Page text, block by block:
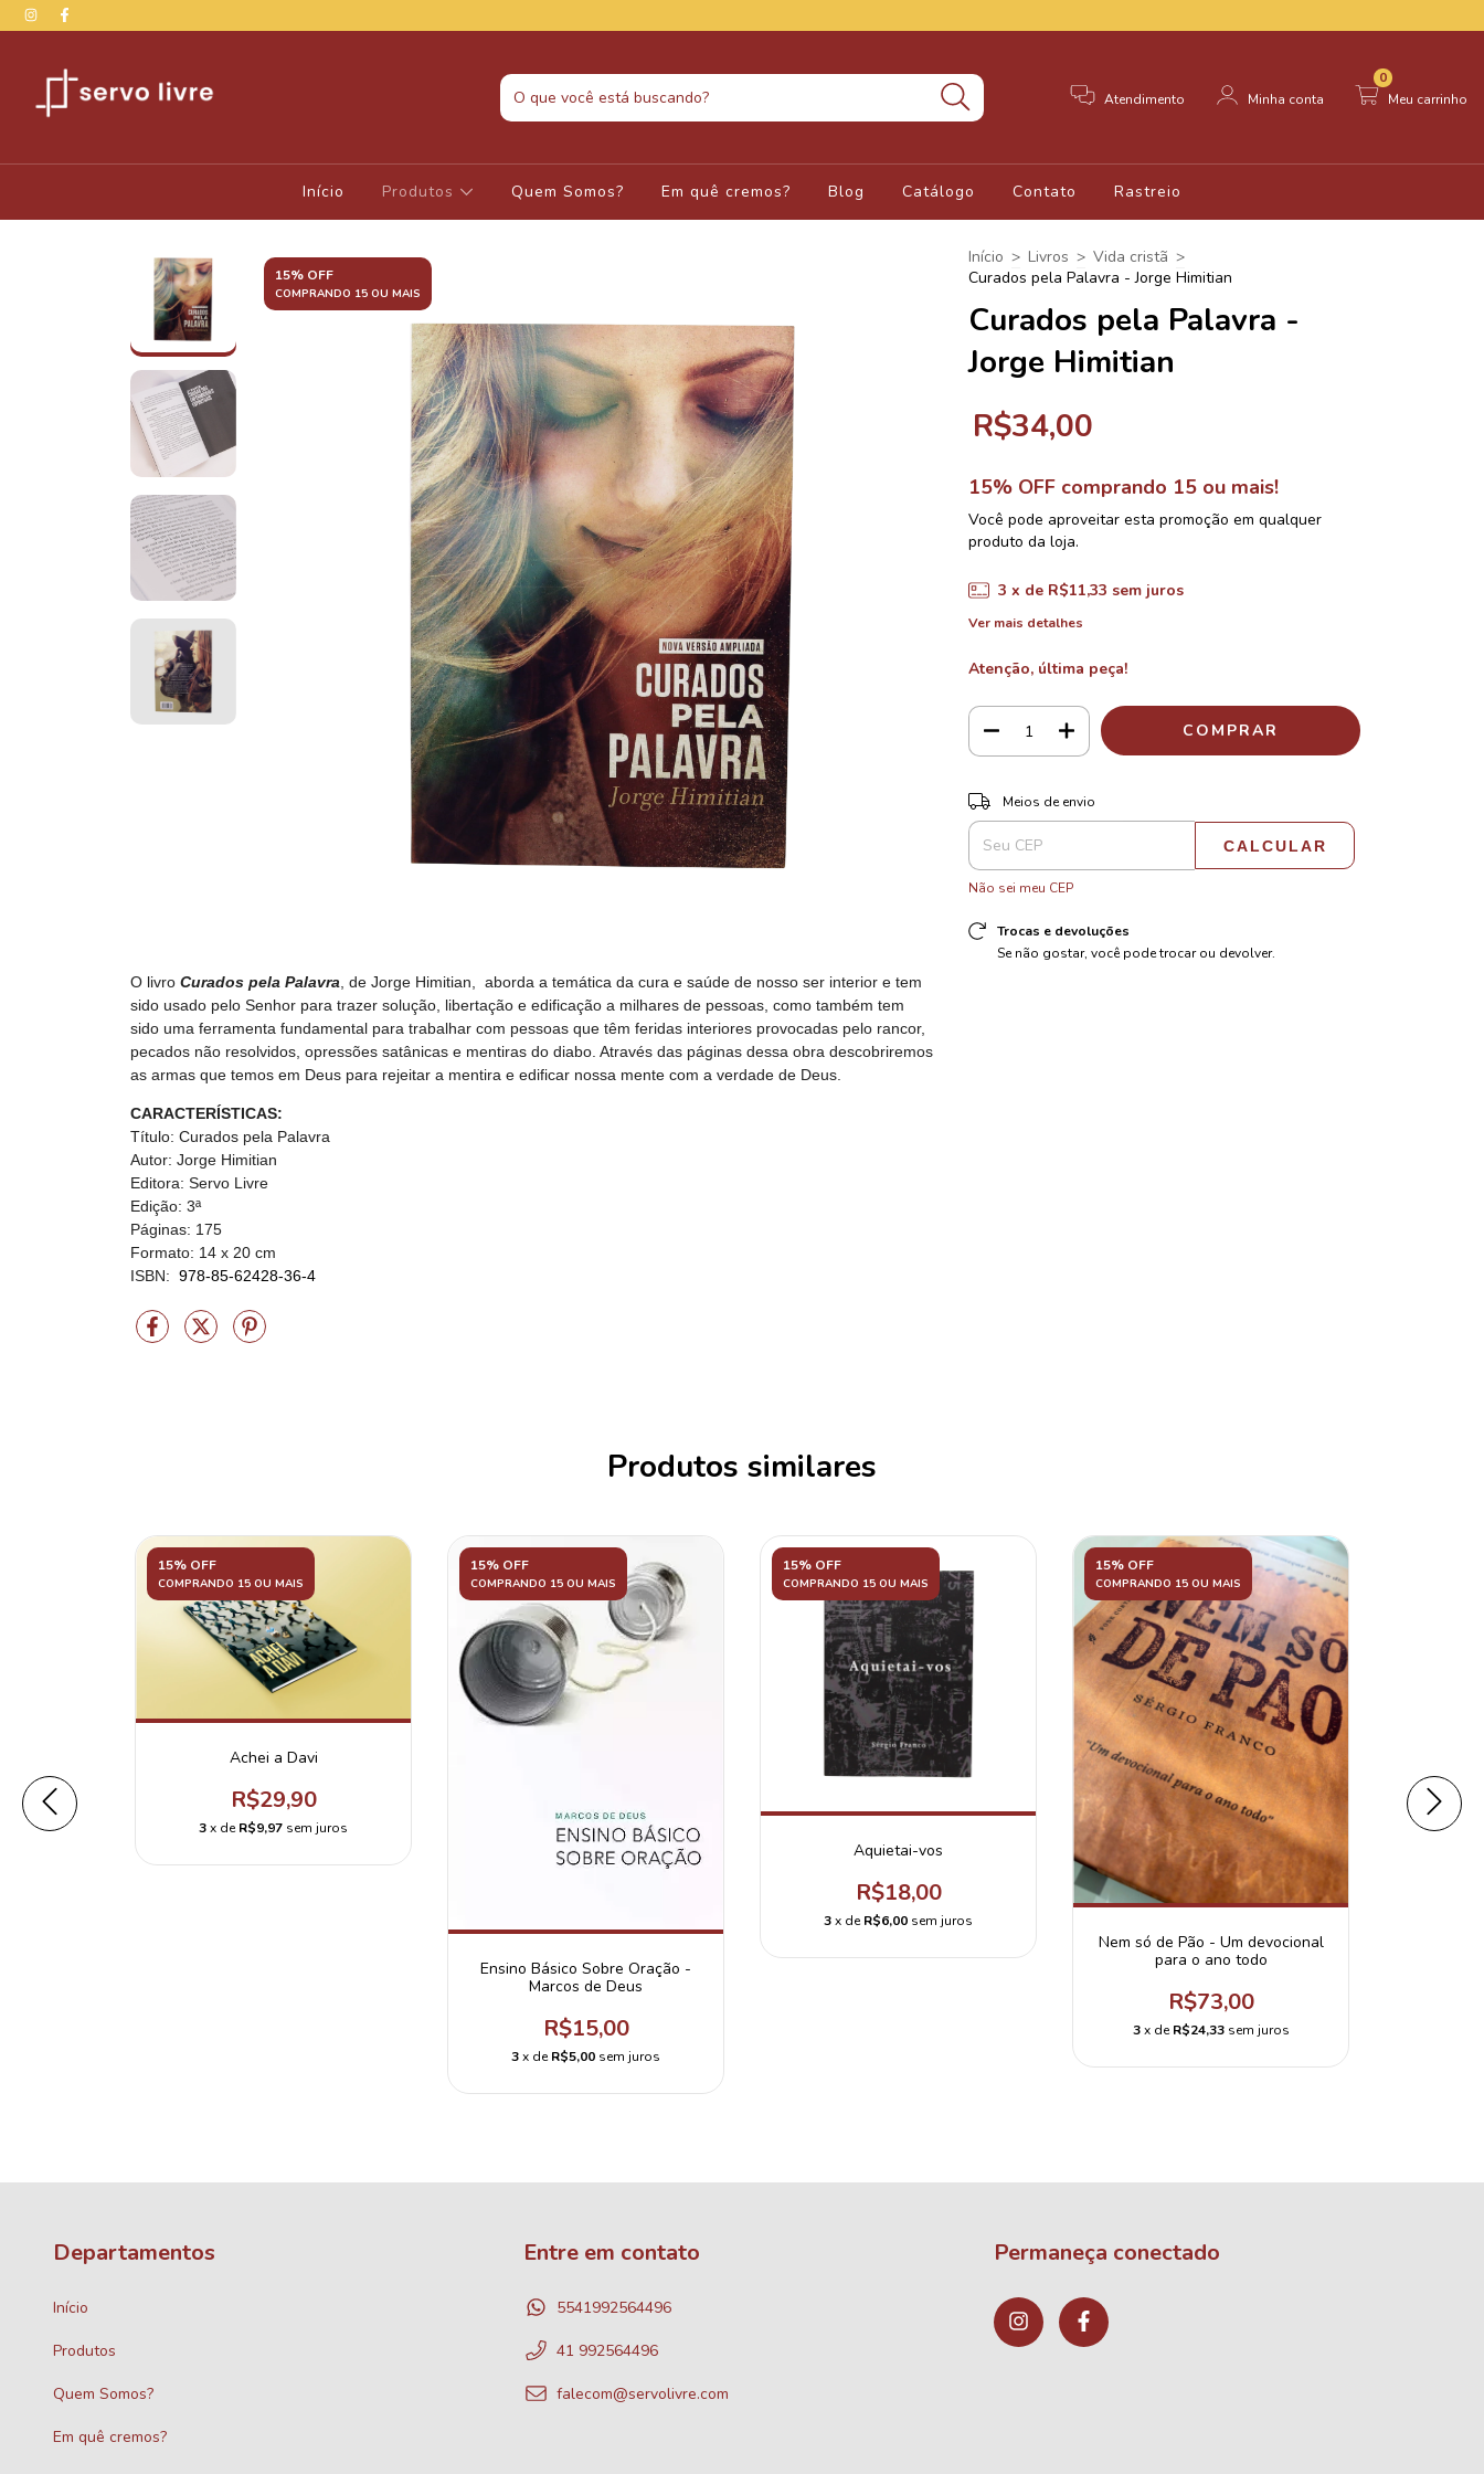
Atendimento Minha conta Meu carrinho
0
Início Produtos Quem Somos? Em quê cremos? Blog Catálogo Contato Rastreio
15% OFF
COMPRANDO 15 OU MAIS
O livro Curados pela Palavra , de Jorge Himitian, aborda a temática da cura e saúde de nosso ser interior e tem
sido usado pelo Senhor para trazer solução, libertação e edificação a milhares de pessoas, como também tem
sido uma ferramenta fundamental para trabalhar com pessoas que têm feridas interiores provocadas pelo rancor,
pecados não resolvidos, opressões satânicas e mentiras do diabo. Através das páginas dessa obra descobriremos
as armas que temos em Deus para rejeitar a mentira e edificar nossa mente com a verdade de Deus.
CARACTERÍSTICAS:
Título: Curados pela Palavra
Autor: Jorge Himitian
Editora: Servo Livre
Edição: 3ª
Páginas: 175
Formato: 14 x 20 cm
ISBN: 978-85-62428-36-4
Início > Livros > Vida cristã >
Curados pela Palavra - Jorge Himitian
Curados pela Palavra -
Jorge Himitian
R$34,00
15% OFF comprando 15 ou mais!
Você pode aproveitar esta promoção em qualquer
produto da loja.
3 x de R$11,33 sem juros
Ver mais detalhes
Atenção, última peça!
Entregas para o CEP:
Meios de envio
CALCULAR
Não sei meu CEP
Trocas e devoluções
Se não gostar, você pode trocar ou devolver.
Produtos similares
15% OFF
COMPRANDO 15 OU MAIS
Achei a Davi
R$29,90
3x deR$9,97 sem juros
15% OFF
COMPRANDO 15 OU MAIS
Ensino Básico Sobre Oração -
Marcos de Deus
R$15,00
3x deR$5,00 sem juros
15% OFF
COMPRANDO 15 OU MAIS
Aquietai-vos
R$18,00
3x deR$6,00 sem juros
15% OFF
COMPRANDO 15 OU MAIS
Nem só de Pão - Um devocional
para o ano todo
R$73,00
3 x deR$24,33 sem juros
Departamentos
Início
Produtos
Quem Somos?
Em quê cremos?
Entre em contato
5541992564496
41 992564496
falecom@servolivre.com
Permaneça conectado